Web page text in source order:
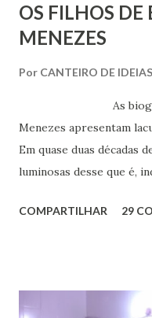
OS FILHOS DE
MENEZES
Por CANTEIRO DE IDEIAS
As biografias
Menezes apresentam
Em quase duas décadas
luminosas desse que é,
documentos que nos
Damas Martins e,
COMPARTILHAR 29